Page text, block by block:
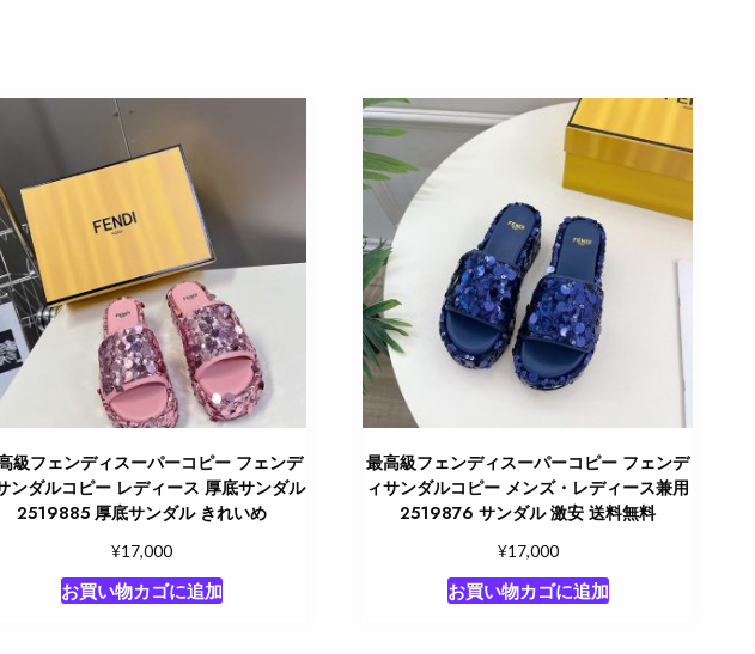
級フェンディスーパーコピー フェンデ
ンダルコピー レディース 厚底サンダル
2519885 厚底サンダル きれいめ
¥17,000
お買い物カゴに追加
最高級フェンディスーパーコピー フェンデ
ィサンダルコピー メンズ・レディース兼用
2519876 サンダル 激安 送料無料
¥17,000
お買い物カゴに追加